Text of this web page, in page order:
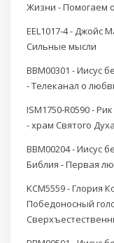
Жизни - Помогаем
EEL1017-4 - Джойс
Сильные мысли
BBM00301 - Иисус
- Телеканал о
ISM1750-R0590 -
- храм Святого
BBM00204 - Иисус
Библия - Первая
KCM5559 - Глория
Победоносный